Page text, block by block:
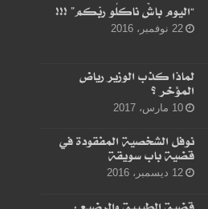
“اليوم باشْ ناكلُو ربّكم” !!!
22 نوفمبر، 2016
لماذا كذب الوزير رياض
المؤخر ؟
10 مارس، 2017
نوفل الشخصية المفقودة في
قضية باب سويقة
12 ديسمبر، 2016